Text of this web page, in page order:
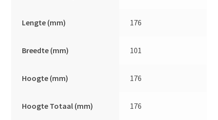
Lengte (mm) 176
Breedte (mm) 101
Hoogte (mm) 176
Hoogte Totaal (mm) 176